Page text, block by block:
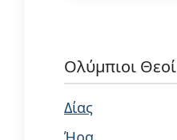
Ολύμπιοι Θεοί
Δίας